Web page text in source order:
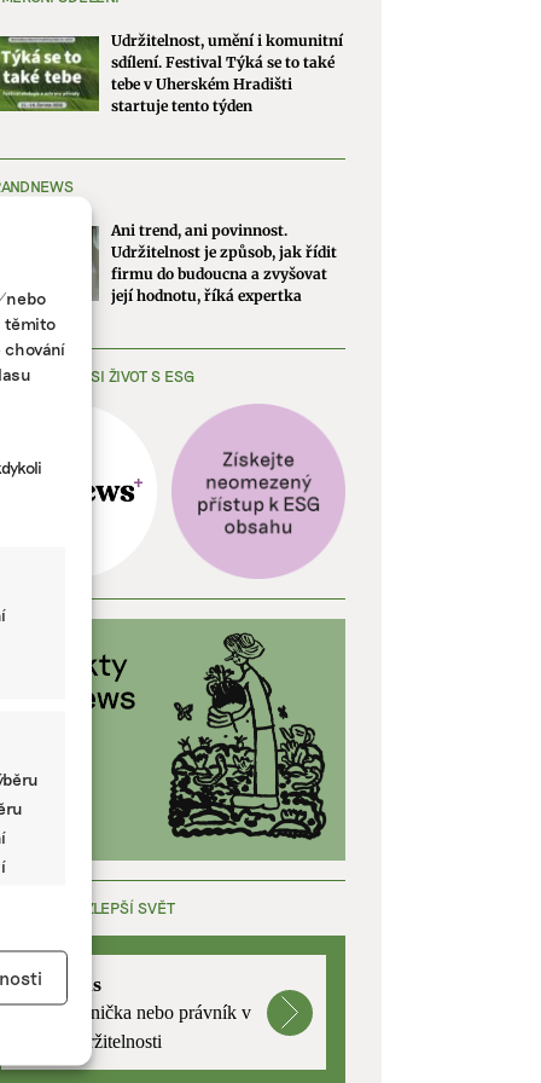
nebo
těmito
chování
Udržitelnost, umění i komunitní
sdílení. Festival Týká se to také
tebe v Uherském Hradišti
startuje tento týden
Ani trend, ani povinnost.
Udržitelnost je způsob, jak řídit
firmu do budoucna a zvyšovat
její hodnotu, říká expertka
SI ŽIVOT S ESG
KTERÁ ZLEPŠÍ SVĚT
mutualus
Stáž: právnička nebo právník v
oblasti udržitelnosti